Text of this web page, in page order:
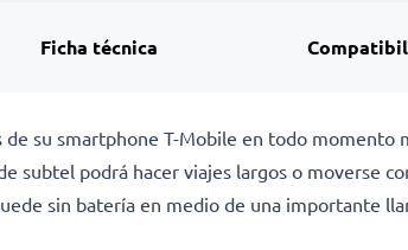
Ficha técnica
de su smartphone T-Mobile en todo
subtel podrá hacer viajes largos o moverse
sin batería en medio de una importante